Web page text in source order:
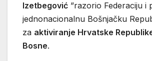
Izetbegović ”razorio Federaciju i
jednonacionalnu Bošnjačku
za aktiviranje Hrvatske
Bosne.